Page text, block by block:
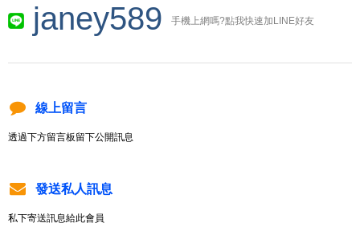
janey589 手機上網嗎?點我快速加LINE好友
線上留言
透過下方留言板留下公開訊息
發送私人訊息
私下寄送訊息給此會員